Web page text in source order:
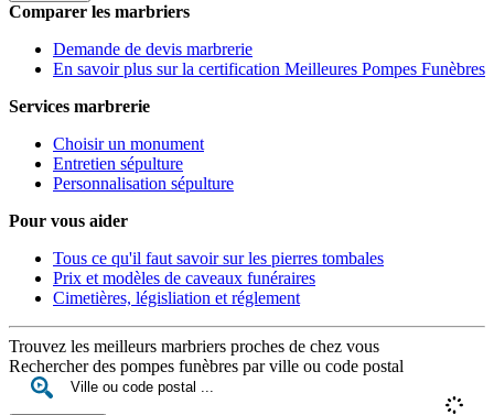
Comparer les marbriers
Demande de devis marbrerie
En savoir plus sur la certification Meilleures Pompes Funèbres
Services marbrerie
Choisir un monument
Entretien sépulture
Personnalisation sépulture
Pour vous aider
Tous ce qu'il faut savoir sur les pierres tombales
Prix et modèles de caveaux funéraires
Cimetières, législiation et réglement
Trouvez les meilleurs marbriers proches de chez vous
Rechercher des pompes funèbres par ville ou code postal